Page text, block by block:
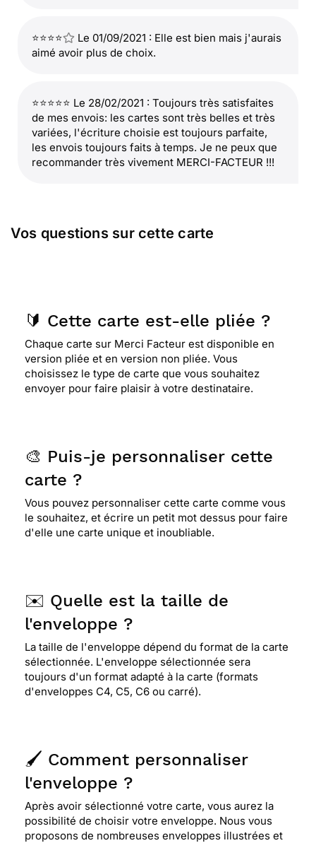
⭐⭐⭐⭐
Le 01/09/2021 : Elle est bien mais j'aurais
aimé avoir plus de choix.
⭐⭐⭐⭐⭐ Le 28/02/2021 : Toujours très satisfaites
de mes envois: les cartes sont très belles et très
variées, l'écriture choisie est toujours parfaite,
les envois toujours faits à temps. Je ne peux que
recommander très vivement MERCI-FACTEUR !!!
Vos questions sur cette carte
🔰 Cette carte est-elle pliée ?
Chaque carte sur Merci Facteur est disponible en
version pliée et en version non pliée. Vous
choisissez le type de carte que vous souhaitez
envoyer pour faire plaisir à votre destinataire.
🎨 Puis-je personnaliser cette
carte ?
Vous pouvez personnaliser cette carte comme vous
le souhaitez, et écrire un petit mot dessus pour faire
d'elle une carte unique et inoubliable.
✉️ Quelle est la taille de
l'enveloppe ?
La taille de l'enveloppe dépend du format de la carte
sélectionnée. L'enveloppe sélectionnée sera
toujours d'un format adapté à la carte (formats
d'enveloppes C4, C5, C6 ou carré).
🖌️ Comment personnaliser
l'enveloppe ?
Après avoir sélectionné votre carte, vous aurez la
possibilité de choisir votre enveloppe. Nous vous
proposons de nombreuses enveloppes illustrées et